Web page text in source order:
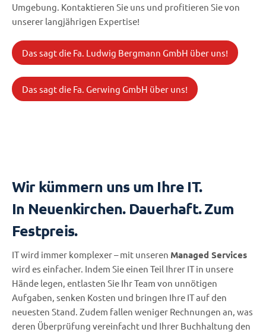
Umgebung. Kontaktieren Sie uns und profitieren Sie von
unserer langjährigen Expertise!
Das sagt die Fa. Ludwig Bergmann GmbH über uns!
Das sagt die Fa. Gerwing GmbH über uns!
Wir kümmern uns um Ihre IT.
In Neuenkirchen. Dauerhaft. Zum
Festpreis.
IT wird immer komplexer – mit unseren Managed Services
wird es einfacher. Indem Sie einen Teil Ihrer IT in unsere
Hände legen, entlasten Sie Ihr Team von unnötigen
Aufgaben, senken Kosten und bringen Ihre IT auf den
neuesten Stand. Zudem fallen weniger Rechnungen an, was
deren Überprüfung vereinfacht und Ihrer Buchhaltung den